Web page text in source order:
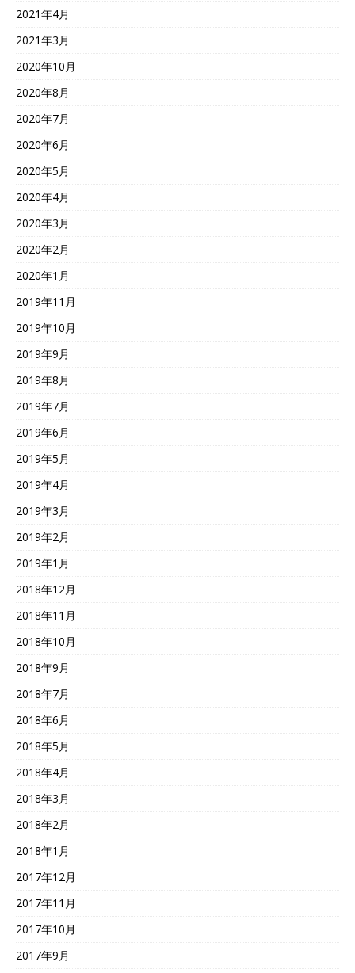
2021年4月
2021年3月
2020年10月
2020年8月
2020年7月
2020年6月
2020年5月
2020年4月
2020年3月
2020年2月
2020年1月
2019年11月
2019年10月
2019年9月
2019年8月
2019年7月
2019年6月
2019年5月
2019年4月
2019年3月
2019年2月
2019年1月
2018年12月
2018年11月
2018年10月
2018年9月
2018年7月
2018年6月
2018年5月
2018年4月
2018年3月
2018年2月
2018年1月
2017年12月
2017年11月
2017年10月
2017年9月